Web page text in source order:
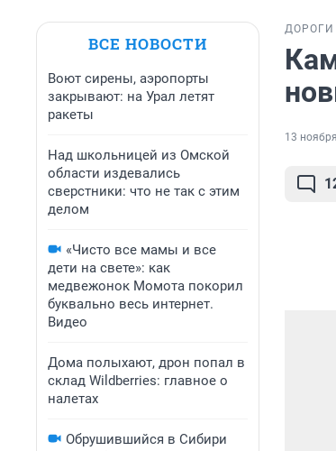
ВСЕ НОВОСТИ
Воют сирены, аэропорты
закрывают: на Урал летят
ракеты
Над школьницей из Омской
области издевались
сверстники: что не так с этим
делом
«Чисто все мамы и все
дети на свете»: как
медвежонок Момота покорил
буквально весь интернет.
Видео
Дома полыхают, дрон попал в
склад Wildberries: главное о
налетах
Обрушившийся в Сибири
ДОРОГИ
13